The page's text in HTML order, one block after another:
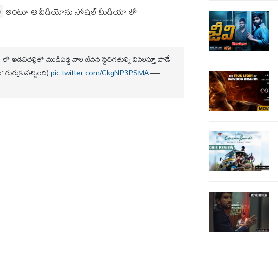
అంటూ ఆ వీడియోను సోషల్ మీడియా లో
ముడిపడ్డ వారి జీవన స్థితిగతుల్ని వివరిస్తూ పాడే
pic.twitter.com/CkgNP3PSMA—